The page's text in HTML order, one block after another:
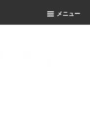
メニュー